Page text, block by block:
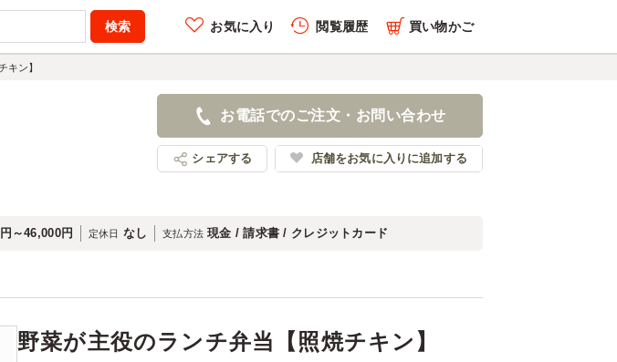
お気に入り 閲覧履歴
履歴を全件削除する
ン】
店舗名：ベジ365
買い物かご
キン】
お電話でのご注文・お問い合わせ
シェアする 店舗をお気に入りに追加する
～46,000円 定休日 なし 支払方法 現金 / 請求書 / クレジットカード
野菜が主役のランチ弁当【照焼チキン】